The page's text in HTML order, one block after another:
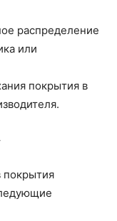
распределение
или
покрытия в
покрытия